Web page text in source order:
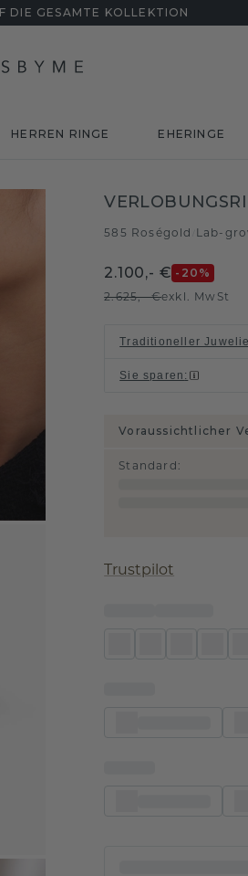
DIE GESAMTE KOLLEKTION
HERREN RINGE EHERINGE
585 Roségold Lab-
2.100,- € -20 %
2.625,- €exkl. MwSt
Traditioneller
Sie sparen :
Voraussichtlicher
Standard :
Trustpilot